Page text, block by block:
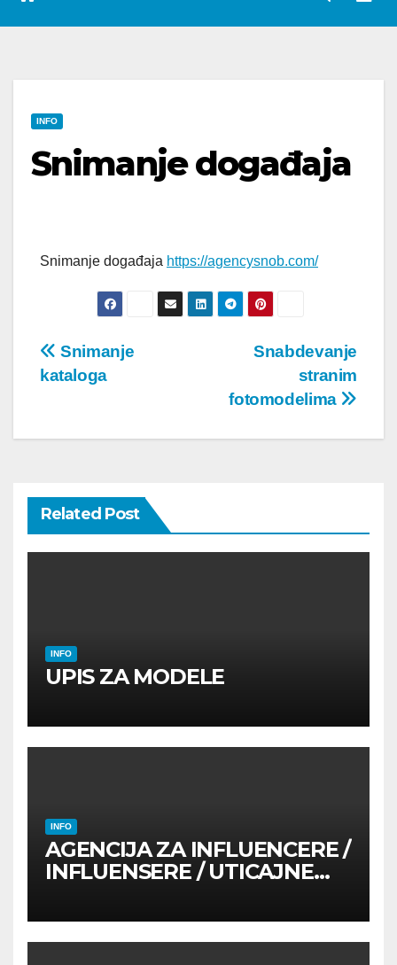
INFO
Snimanje događaja
Snimanje događaja https://agencysnob.com/
Post
navigation
Snabdevanje
stranim
fotomodelima
Snimanje
kataloga
Related Post
INFO
UPIS ZA MODELE
INFO
AGENCIJA ZA INFLUENCERE /
INFLUENSERE / UTICAJNE